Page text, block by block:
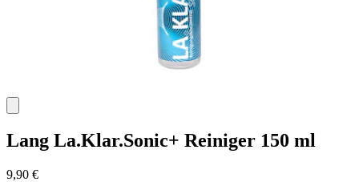
Lang La.Klar.Sonic+ Reiniger 150 ml
9,90 €